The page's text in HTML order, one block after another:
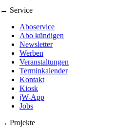
→ Service
Aboservice
Abo kündigen
Newsletter
Werben
Veranstaltungen
Terminkalender
Kontakt
Kiosk
jW-App
Jobs
→ Projekte